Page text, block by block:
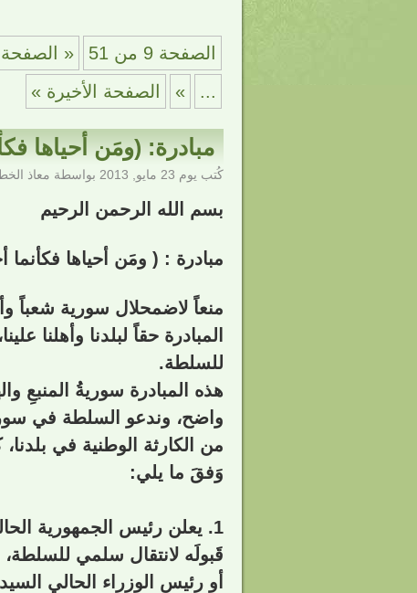
الصفحة 9 من 51 « الصفحة
...
» الصفحة الأخيرة »
مبادرة: (ومَن أحياها
كُتب يوم 23 مايو, 2013 بواسطة معاذ
بسم الله الرحمن الرحيم
مبادرة : ( ومَن أحياها فكأنما
منعاً لاضمحلال سورية شعباً
المبادرة حقاً لبلدنا وأهلنا
للسلطة.
هذه المبادرة سوريةُ المنبعِ
واضح، وندعو السلطة في
من الكارثة الوطنية في
وَفقَ ما يلي:
1. يعلن رئيس الجمهورية
قَبولَه لانتقال سلمي
أو رئيس الوزراء الحالي